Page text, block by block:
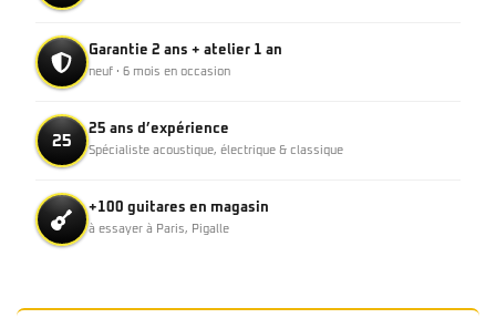
Garantie 2 ans + atelier 1 an
neuf · 6 mois en occasion
25
25 ans d’expérience
Spécialiste acoustique, électrique & classique
+100 guitares en magasin
à essayer à Paris, Pigalle